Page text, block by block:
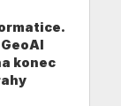
konec